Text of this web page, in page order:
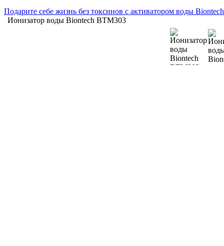
Подарите себе жизнь без токсинов с активатором воды Biontech
Ионизатор воды Biontech BTM303